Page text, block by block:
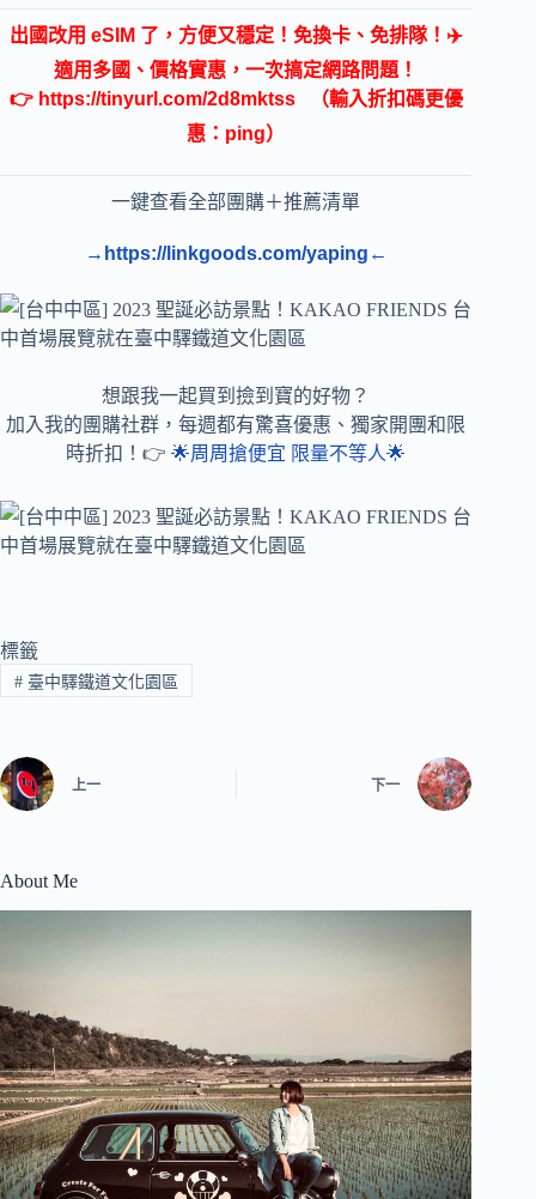
出國改用 eSIM 了，方便又穩定！免換卡、免排隊！✈️
適用多國、價格實惠，一次搞定網路問題！
👉 https://tinyurl.com/2d8mktss
（輸入折扣碼更優
惠：ping）
一鍵查看全部團購＋推薦清單
→https://linkgoods.com/yaping←
想跟我一起買到撿到寶的好物？
加入我的團購社群，每週都有驚喜優惠、獨家開團和限
時折扣！👉🌟周周搶便宜 限量不等人🌟
標籤
#臺中驛鐵道文化園區
上一 下一
About Me